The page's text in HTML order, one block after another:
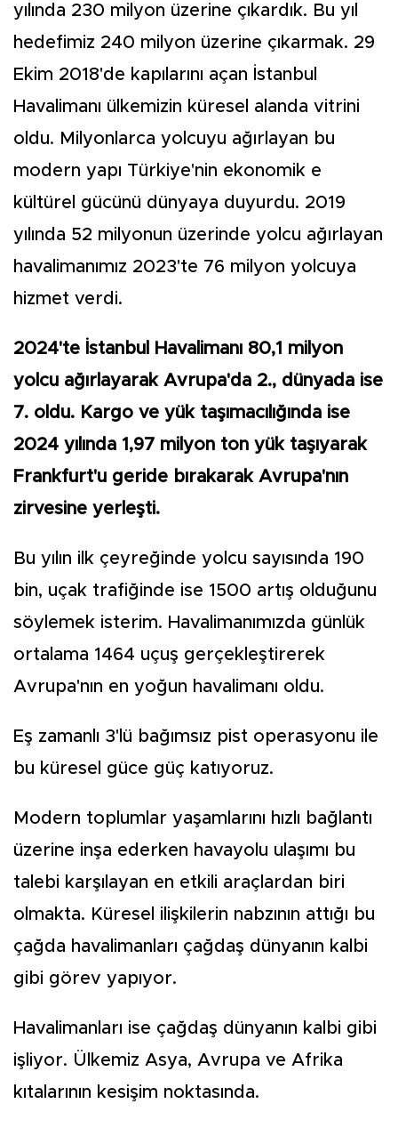
yılında 230 milyon üzerine çıkardık. Bu yıl
hedefimiz 240 milyon üzerine çıkarmak. 29
Ekim 2018'de kapılarını açan İstanbul
Havalimanı ülkemizin küresel alanda vitrini
oldu. Milyonlarca yolcuyu ağırlayan bu
modern yapı Türkiye'nin ekonomik e
kültürel gücünü dünyaya duyurdu. 2019
yılında 52 milyonun üzerinde yolcu ağırlayan
havalimanımız 2023'te 76 milyon yolcuya
hizmet verdi.
2024'te İstanbul Havalimanı 80,1 milyon
yolcu ağırlayarak Avrupa'da 2., dünyada ise
7. oldu. Kargo ve yük taşımacılığında ise
2024 yılında 1,97 milyon ton yük taşıyarak
Frankfurt'u geride bırakarak Avrupa'nın
zirvesine yerleşti.
Bu yılın ilk çeyreğinde yolcu sayısında 190
bin, uçak trafiğinde ise 1500 artış olduğunu
söylemek isterim. Havalimanımızda günlük
ortalama 1464 uçuş gerçekleştirerek
Avrupa'nın en yoğun havalimanı oldu.
Eş zamanlı 3'lü bağımsız pist operasyonu ile
bu küresel güce güç katıyoruz.
Modern toplumlar yaşamlarını hızlı bağlantı
üzerine inşa ederken havayolu ulaşımı bu
talebi karşılayan en etkili araçlardan biri
olmakta. Küresel ilişkilerin nabzının attığı bu
çağda havalimanları çağdaş dünyanın kalbi
gibi görev yapıyor.
Havalimanları ise çağdaş dünyanın kalbi gibi
işliyor. Ülkemiz Asya, Avrupa ve Afrika
kıtalarının kesişim noktasında.